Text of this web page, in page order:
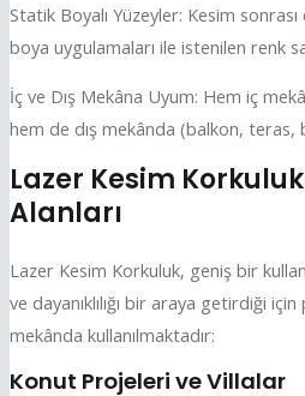
Statik Boyalı Yüzeyler: Kesim
boya uygulamaları ile istenilen renk
İç ve Dış Mekâna Uyum: Hem iç
hem de dış mekânda (balkon, teras,
Lazer Kesim
Alanları
Lazer Kesim Korkuluk, geniş bir
ve dayanıklılığı bir araya getirdiği
mekânda kullanılmaktadır:
Konut Projeleri ve Villalar